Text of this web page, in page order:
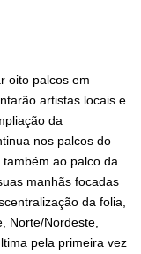
oito palcos em
artistas locais e
da
nos palcos do
ao palco da
manhãs focadas
da folia,
Norte/Nordeste,
pela primeira vez